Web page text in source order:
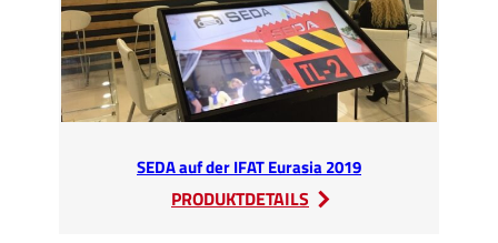
SEDA auf der IFAT Eurasia 2019
PRODUKTDETAILS
: